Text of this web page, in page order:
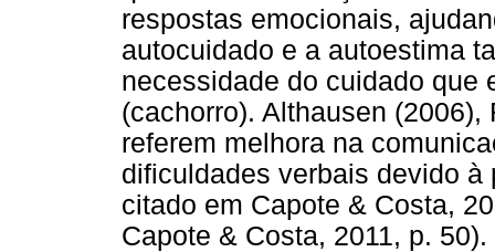
respostas emocionais,
autocuidado e a autoestima
necessidade do cuidado que
(cachorro). Althausen
referem melhora na
dificuldades verbais devido
citado em Capote & Costa,
Capote & Costa, 2011, p. 50).